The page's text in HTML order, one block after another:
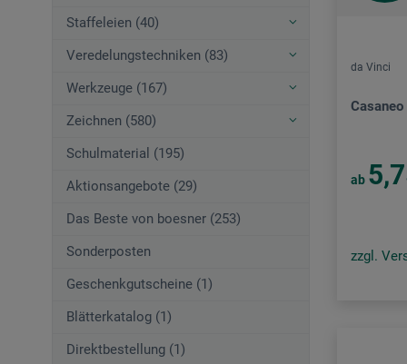
Staffeleien (40)
Veredelungstechniken (83)
Werkzeuge (167)
Zeichnen (580)
Schulmaterial (195)
Aktionsangebote (29)
Das Beste von boesner (253)
Sonderposten
Geschenkgutscheine (1)
Blätterkatalog (1)
Direktbestellung (1)
da Vinci
ab
zzgl.